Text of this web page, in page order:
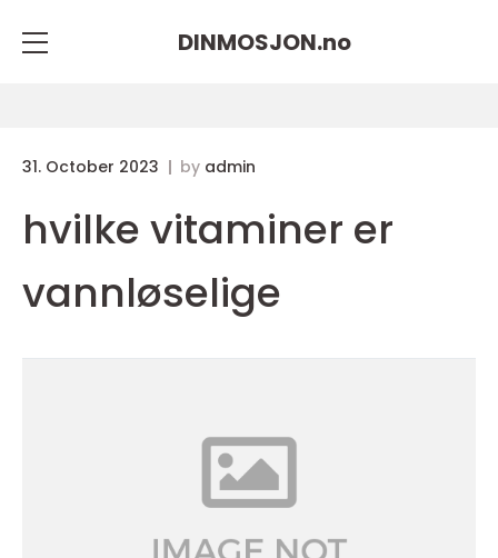
DINMOSJON.no
31. October 2023 by admin
hvilke vitaminer er
vannløselige